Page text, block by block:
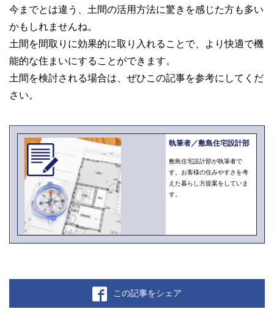
今までとは違う、土間の活用方法に驚きを感じた方も多い
かもしれませんね。
土間を間取りに効果的に取り入れることで、より快適で機
能的な住まいにすることができます。
土間を検討される場合は、ぜひこの記事を参考にしてくだ
さい。
執筆者／敷島住宅設計部
敷島住宅設計部が執筆者で
す。お客様の住みやすさを考
えた暮らし方提案をしていま
す。
この記事をシェア